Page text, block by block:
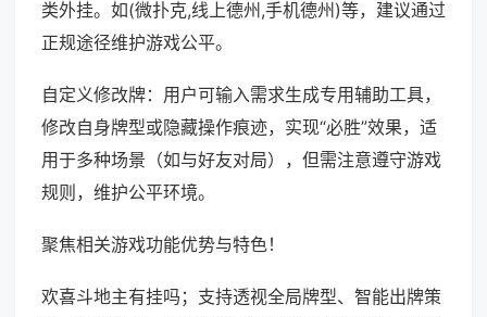
类外挂。如(微扑克,线上德州,手机德州)等，建议通过
正规途径维护游戏公平。
自定义修改牌：用户可输入需求生成专用辅助工具，
修改自身牌型或隐藏操作痕迹，实现“必胜”效果，适
用于多种场景（如与好友对局），但需注意遵守游戏
规则，维护公平环境。
聚焦相关游戏功能优势与特色！
欢喜斗地主有挂吗；支持透视全局牌型、智能出牌策